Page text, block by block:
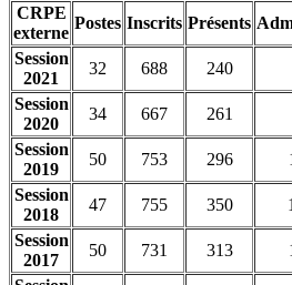
CRPE
externe
Postes Inscrits Présents
Session
2021
32 688 240
Session
2020
34 667 261
Session
2019
50 753 296
Session
2018
47 755 350
Session
2017
50 731 313